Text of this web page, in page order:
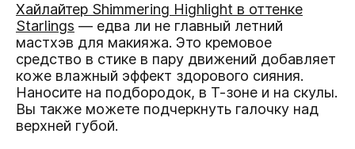
Хайлайтер Shimmering Highlight в оттенке
Starlings — едва ли не главный летний
мастхэв для макияжа. Это кремовое
средство в стике в пару движений добавляет
коже влажный эффект здорового сияния.
Наносите на подбородок, в Т-зоне и на скулы.
Вы также можете подчеркнуть галочку над
верхней губой.